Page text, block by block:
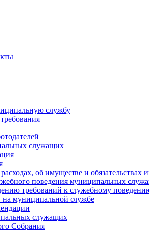
службу
служащих
об имуществе и обязательствах
поведения муниципальных
требований к служебному
на муниципальной службе
служащих
Cобрания